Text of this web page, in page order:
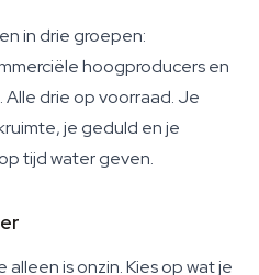
in drie groepen:
hoogproducers en
drie op voorraad. Je
je geduld en je
tijd water geven.
is onzin. Kies op wat je